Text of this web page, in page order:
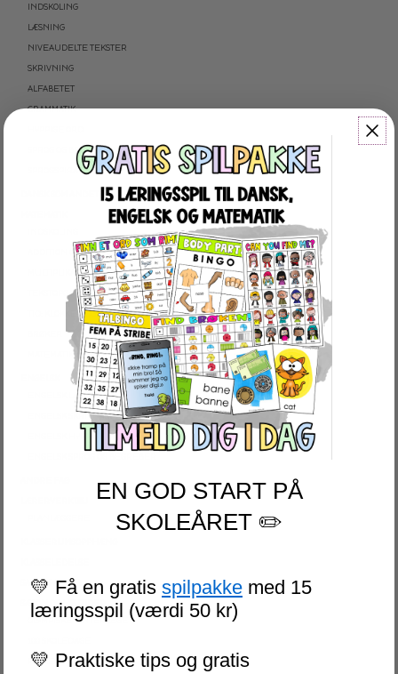
INDSKOLING
LÆSNING
NIVEAUDELTE TEKSTER
SKRIVNING
ALFABETET
GRAMMATIK
SPROG OG BEGREBER
SPROGSPIRALEN
DANSK SOM ANDETSPROG
ADDITION OG SUBTRAKTION
MULTIPLIKATION OG DIVISION
TEKSTOPGAVER
TID: KLOKKEN OG KALENDER
MATEMATIKSPIRALEN
ENGELSK LÆSNING
ENGELSK SKRIVNING
ENGELSK HYPPIGE ORD
SAMLEPAKKER
SÆSON OG HØJTIDER
OLYMPISKE VINTERLEGE
PÅSKE
EN GOD START PÅ
SKOLEÅRET ✏️
💛 Få en gratis spilpakke med 15
læringsspil (værdi 50 kr)
💛 Praktiske tips og gratis